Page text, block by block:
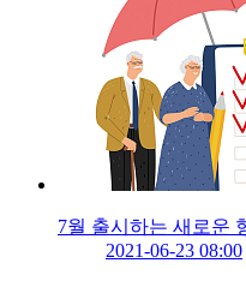
7월 출시하는 새로운
2021-06-23 08:00